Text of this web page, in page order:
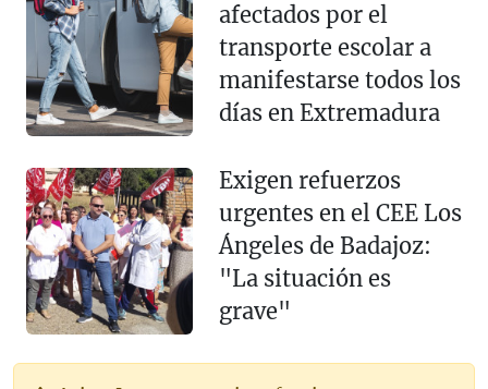
afectados por el
transporte escolar a
manifestarse todos los
días en Extremadura
Exigen refuerzos
urgentes en el CEE Los
Ángeles de Badajoz:
"La situación es
grave"